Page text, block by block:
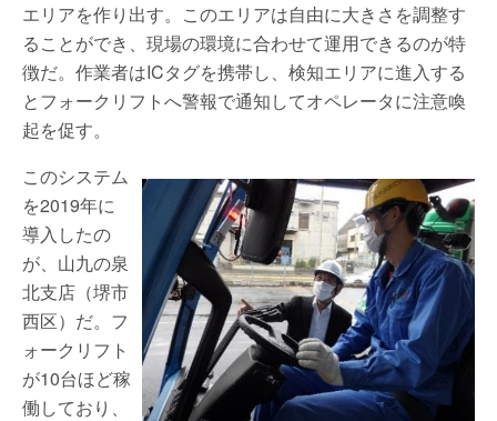
エリアを作り出す。このエリアは自由に大きさを調整す
ることができ、現場の環境に合わせて運用できるのが特
徴だ。作業者はICタグを携帯し、検知エリアに進入する
とフォークリフトへ警報で通知してオペレータに注意喚
起を促す。
このシステム
を2019年に
導入したの
が、山九の泉
北支店（堺市
西区）だ。フ
ォークリフト
が10台ほど稼
働しており、